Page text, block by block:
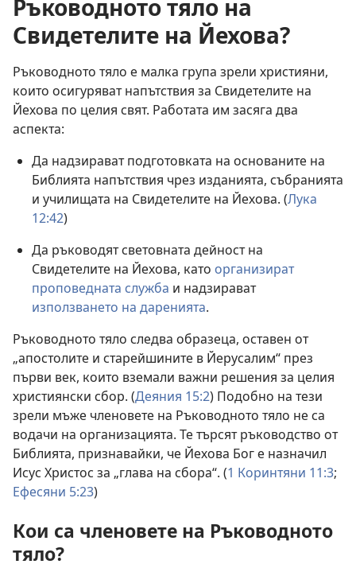
Ръководното тяло на
Свидетелите на Йехова?
Ръководното тяло е малка група зрели християни,
които осигуряват напътствия за Свидетелите на
Йехова по целия свят. Работата им засяга два
аспекта:
Да надзирават подготовката на основаните на
Библията напътствия чрез изданията, събранията
и училищата на Свидетелите на Йехова. (Лука
12:42)
Да ръководят световната дейност на
Свидетелите на Йехова, като организират
проповедната служба и надзирават
използването на даренията.
Ръководното тяло следва образеца, оставен от
„апостолите и старейшините в Йерусалим“ през
първи век, които вземали важни решения за целия
християнски сбор. (Деяния 15:2) Подобно на тези
зрели мъже членовете на Ръководното тяло не са
водачи на организацията. Те търсят ръководство от
Библията, признавайки, че Йехова Бог е назначил
Исус Христос за „глава на сбора“. (1 Коринтяни 11:3;
Ефесяни 5:23)
Кои са членовете на Ръководното
тяло?